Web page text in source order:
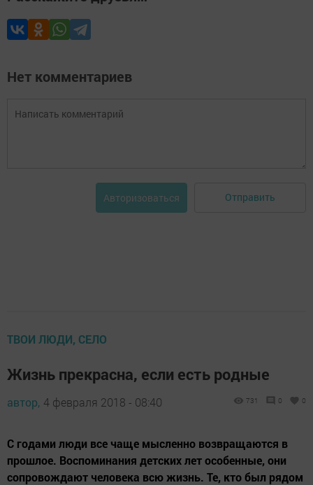
Нет комментариев
Авторизоваться Отправить
ТВОИ ЛЮДИ, СЕЛО
Жизнь прекрасна, если есть родные
автор, 4 февраля 2018 - 08:40 731 0 0
С годами люди все чаще мысленно возвращаются в
прошлое. Воспоминания детских лет особенные, они
сопровождают человека всю жизнь. Те, кто был рядом